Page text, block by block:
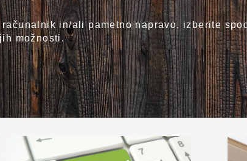
in/ali pametno napravo, izberite
možnosti.